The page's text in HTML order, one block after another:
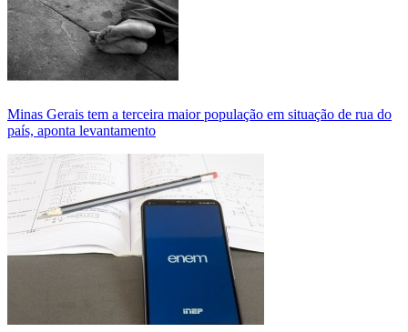
Minas Gerais tem a terceira maior população em situação de rua do
país, aponta levantamento